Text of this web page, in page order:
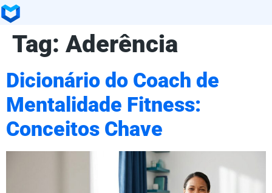
Tag: Aderência
Dicionário do Coach de
Mentalidade Fitness:
Conceitos Chave